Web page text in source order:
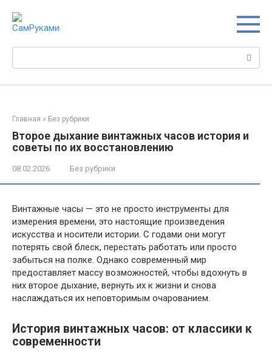
контенту
Главная » Без рубрики
Второе дыхание винтажных часов история и
советы по их восстановлению
08.02.2026 Без рубрики
Винтажные часы — это не просто инструменты для
измерения времени, это настоящие произведения
искусства и носители истории. С годами они могут
потерять свой блеск, перестать работать или просто
забыться на полке. Однако современный мир
предоставляет массу возможностей, чтобы вдохнуть в
них второе дыхание, вернуть их к жизни и снова
наслаждаться их неповторимым очарованием.
История винтажных часов: от классики к
современности